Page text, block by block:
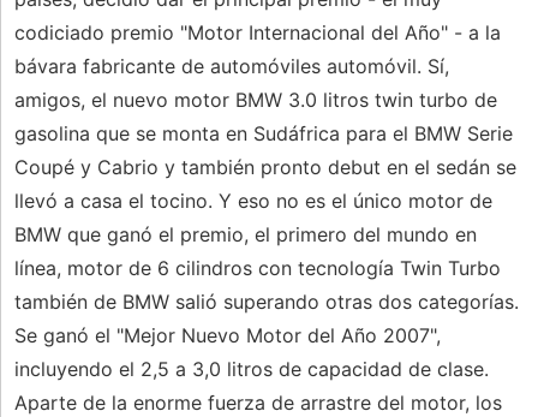
codiciado premio "Motor Internacional del Año" - a la
bávara fabricante de automóviles automóvil. Sí,
amigos, el nuevo motor BMW 3.0 litros twin turbo de
gasolina que se monta en Sudáfrica para el BMW Serie
Coupé y Cabrio y también pronto debut en el sedán se
llevó a casa el tocino. Y eso no es el único motor de
BMW que ganó el premio, el primero del mundo en
línea, motor de 6 cilindros con tecnología Twin Turbo
también de BMW salió superando otras dos categorías.
Se ganó el "Mejor Nuevo Motor del Año 2007",
incluyendo el 2,5 a 3,0 litros de capacidad de clase.
Aparte de la enorme fuerza de arrastre del motor, los